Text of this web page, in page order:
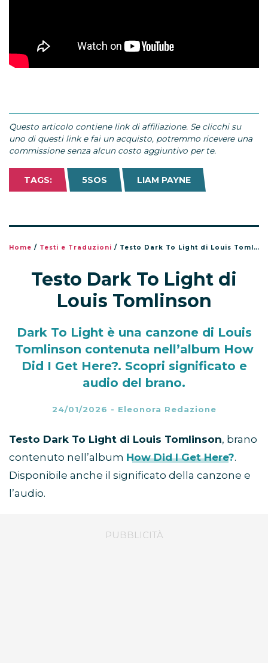
Questo articolo contiene link di affiliazione. Se clicchi su
uno di questi link e fai un acquisto, potremmo ricevere una
commissione senza alcun costo aggiuntivo per te.
TAGS: 5SOS LIAM PAYNE
Home / Testi e Traduzioni / Testo Dark To Light di Louis Tomlinson
Testo Dark To Light di
Louis Tomlinson
Dark To Light è una canzone di Louis
Tomlinson contenuta nell’album How
Did I Get Here?. Scopri significato e
audio del brano.
24/01/2026 - Eleonora Redazione
Testo Dark To Light di Louis Tomlinson, brano
contenuto nell’album How Did I Get Here?.
Disponibile anche il significato della canzone e
l’audio.